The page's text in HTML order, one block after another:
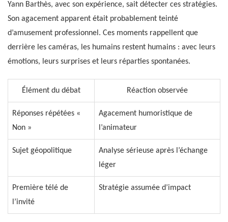
Yann Barthès, avec son expérience, sait détecter ces stratégies.
Son agacement apparent était probablement teinté
d’amusement professionnel. Ces moments rappellent que
derrière les caméras, les humains restent humains : avec leurs
émotions, leurs surprises et leurs réparties spontanées.
Élément du débat Réaction observée
Réponses répétées «
Non »
Agacement humoristique de
l’animateur
Sujet géopolitique
Analyse sérieuse après l’échange
léger
Première télé de
l’invité
Stratégie assumée d’impact